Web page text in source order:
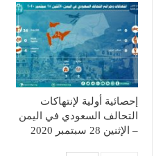
إحصائية أولية لإنتهاكات
التحالف السعودي في اليمن
– الإثنين 28 سبتمبر 2020